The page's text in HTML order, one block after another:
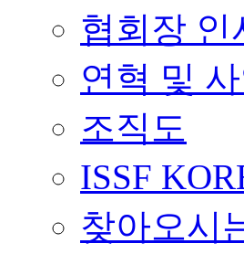
협회장 인
연혁 및
조직도
ISSF
찾아오시